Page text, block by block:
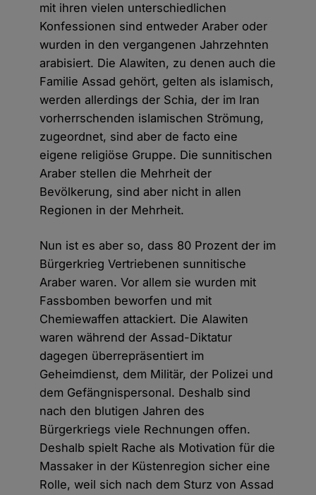
mit ihren vielen unterschiedlichen
Konfessionen sind entweder Araber oder
wurden in den vergangenen Jahrzehnten
arabisiert. Die Alawiten, zu denen auch die
Familie Assad gehört, gelten als islamisch,
werden allerdings der Schia, der im Iran
vorherrschenden islamischen Strömung,
zugeordnet, sind aber de facto eine
eigene religiöse Gruppe. Die sunnitischen
Araber stellen die Mehrheit der
Bevölkerung, sind aber nicht in allen
Regionen in der Mehrheit.
Nun ist es aber so, dass 80 Prozent der im
Bürgerkrieg Vertriebenen sunnitische
Araber waren. Vor allem sie wurden mit
Fassbomben beworfen und mit
Chemiewaffen attackiert. Die Alawiten
waren während der Assad-Diktatur
dagegen überrepräsentiert im
Geheimdienst, dem Militär, der Polizei und
dem Gefängnispersonal. Deshalb sind
nach den blutigen Jahren des
Bürgerkriegs viele Rechnungen offen.
Deshalb spielt Rache als Motivation für die
Massaker in der Küstenregion sicher eine
Rolle, weil sich nach dem Sturz von Assad